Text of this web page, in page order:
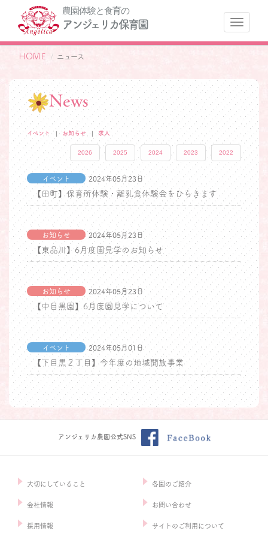
農園体験と食育の
アンジェリカ保育園 ナ
ＨＯＭＥ ニュース
News
イベント お知らせ 求人
2026 2025 2024 2023 2022
イベント 2024年05月23日
【田町】保育所体験・離乳食体験会をひらきます
お知らせ 2024年05月23日
【東品川】6月度園見学のお知らせ
お知らせ 2024年05月23日
【中目黒園】6月度園見学について
イベント 2024年05月01日
【下目黒２丁目】今年度の地域開放事業
アンジェリカ農園公式SNS
大切にしていること
会社情報
採用情報
各園のご紹介
お問い合わせ
サイトのご利用について